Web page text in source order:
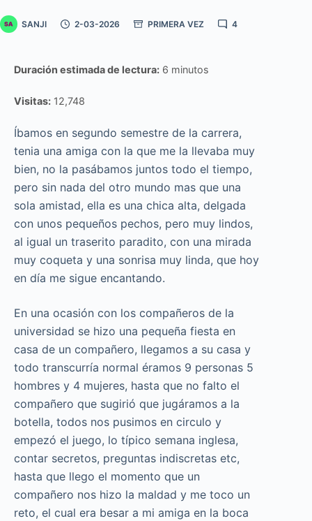
SANJI 2-03-2026 PRIMERA VEZ 4
Duración estimada de lectura: 6 minutos
Visitas: 12,748
Íbamos en segundo semestre de la carrera,
tenia una amiga con la que me la llevaba muy
bien, no la pasábamos juntos todo el tiempo,
pero sin nada del otro mundo mas que una
sola amistad, ella es una chica alta, delgada
con unos pequeños pechos, pero muy lindos,
al igual un traserito paradito, con una mirada
muy coqueta y una sonrisa muy linda, que hoy
en día me sigue encantando.
En una ocasión con los compañeros de la
universidad se hizo una pequeña fiesta en
casa de un compañero, llegamos a su casa y
todo transcurría normal éramos 9 personas 5
hombres y 4 mujeres, hasta que no falto el
compañero que sugirió que jugáramos a la
botella, todos nos pusimos en circulo y
empezó el juego, lo típico semana inglesa,
contar secretos, preguntas indiscretas etc,
hasta que llego el momento que un
compañero nos hizo la maldad y me toco un
reto, el cual era besar a mi amiga en la boca